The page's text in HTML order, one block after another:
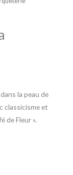
la peau de
classicisme et
de Fleur ».